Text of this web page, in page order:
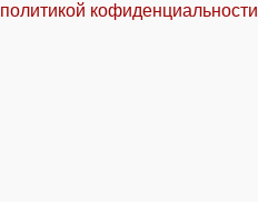
политикой кофиденциальности